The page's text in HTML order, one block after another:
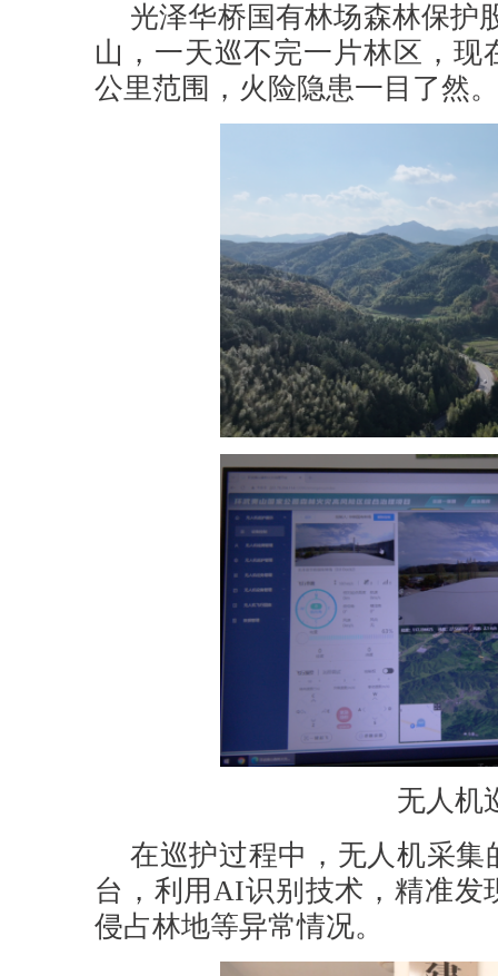
光泽华桥国有林场森林保护
山，一天巡不完一片林区，
公里范围，火险隐患一目了然。
无人机
在巡护过程中，无人机采
台，利用AI识别技术，精准发
侵占林地等异常情况。